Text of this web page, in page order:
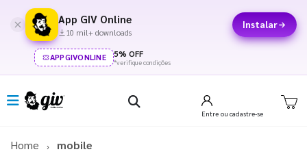
App GIV Online
10 mil+ downloads
Instalar
APPGIVONLINE 5% OFF
*verifique condições
Entre ou cadastre-se
Home mobile